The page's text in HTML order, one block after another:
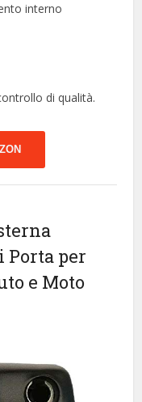
interno
di qualità.
per
e Moto